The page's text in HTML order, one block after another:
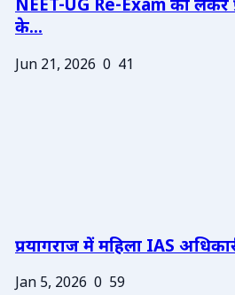
NEET-UG Re-Exam को लेकर
के...
Jun 21, 2026 0 41
प्रयागराज में महिला IAS
Jan 5, 2026 0 59